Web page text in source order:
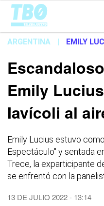
Cargando...
ARGENTINA | EMILY
Emily
Iavícoli al
Emily Lucius estuvo
Espectáculo" y sentada
Trece, la exparticipante
se enfrentó con la
13 DE JULIO 2022 - 13:14